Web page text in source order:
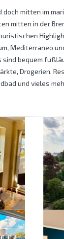
doch mitten im
mitten in der
Mediterraneo
bequem
Drogerien,
und vieles